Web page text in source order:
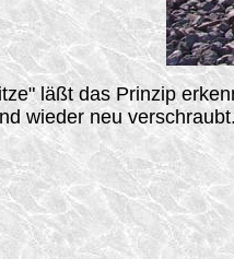
läßt das Prinzip
wieder neu